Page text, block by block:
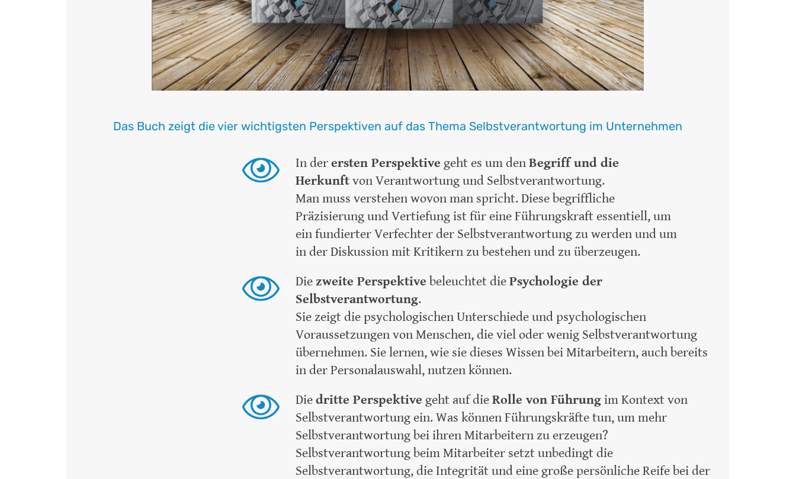
Das Buch zeigt die vier wichtigsten Perspektiven auf das Thema Selbstverantwortung im Unternehmen
In der ersten Perspektive geht es um den Begriff und die
Herkunftvon Verantwortung und Selbstverantwortung.
Man muss verstehen wovon man spricht. Diese begriffliche
Präzisierung und Vertiefung ist für eine Führungskraft essentiell, um
ein fundierter Verfechter der Selbstverantwortung zu werden und um
in der Diskussion mit Kritikern zu bestehen und zu überzeugen.
Die zweite Perspektive beleuchtet die Psychologie der
Selbstverantwortung.
Sie zeigt die psychologischen Unterschiede und psychologischen
Voraussetzungen von Menschen, die viel oder wenig Selbstverantwortung
übernehmen. Sie lernen, wie sie dieses Wissen bei Mitarbeitern, auch bereits
in der Personalauswahl, nutzen können.
Die dritte Perspektive geht auf die Rolle von Führungim Kontext von
Selbstverantwortung ein. Was können Führungskräfte tun, um mehr
Selbstverantwortung bei ihren Mitarbeitern zu erzeugen?
Selbstverantwortung beim Mitarbeiter setzt unbedingt die
Selbstverantwortung, die Integrität und eine große persönliche Reife bei der